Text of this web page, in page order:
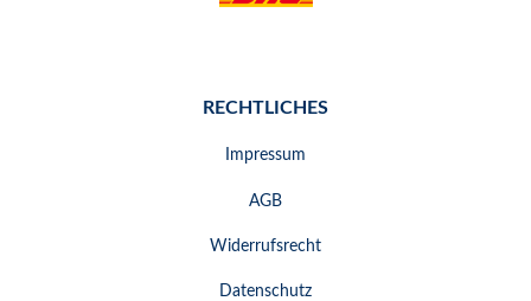
RECHTLICHES
Impressum
AGB
Widerrufsrecht
Datenschutz